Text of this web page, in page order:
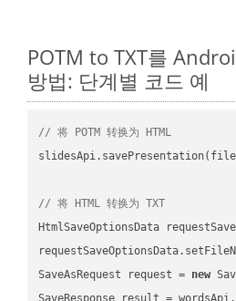
POTM to TXT를
방법: 단계별 코드 예
// 将 POTM 转换为 HTML
// 将 HTML 转换为 TXT
HtmlSaveOptionsData
SaveAsRequest request = new